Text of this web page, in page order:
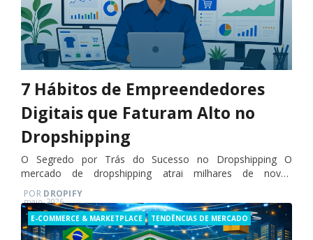
7 Hábitos de Empreendedores
Digitais que Faturam Alto no
Dropshipping
O Segredo por Trás do Sucesso no Dropshipping O
mercado de dropshipping atrai milhares de novos
empreendedores todos os meses. A promessa de ter um
negócio próprio, sem a necessidade…
POR DROPIFY
Posted
on
maio, 2026
Categories
E-COMMERCE & MARKETPLACE TENDÊNCIAS DE MERCADO